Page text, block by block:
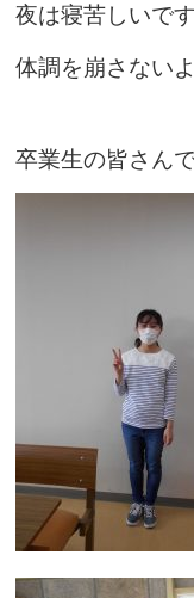
夜は寝苦しいで
体調を崩さない
卒業生の皆さん